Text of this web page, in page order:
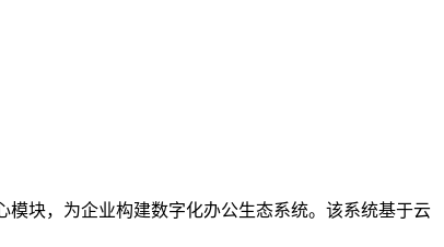
块，为企业构建数字化办公生态系统。该系统基于云